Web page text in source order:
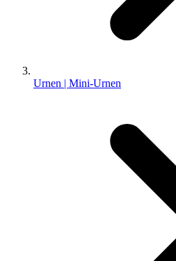
Urnen | Mini-Urnen